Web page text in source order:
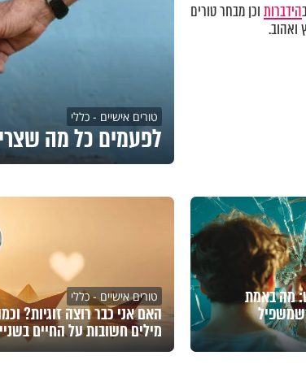
הידברותוכן מבחר טורים
ואהוב.
טורים אישיים - כללי
לפעמים כל מה
מה באמת
שמשפיל
טורים אישיים - כללי
האם אני כבר רוצה זוגיות?
מילים חשובות על החיים